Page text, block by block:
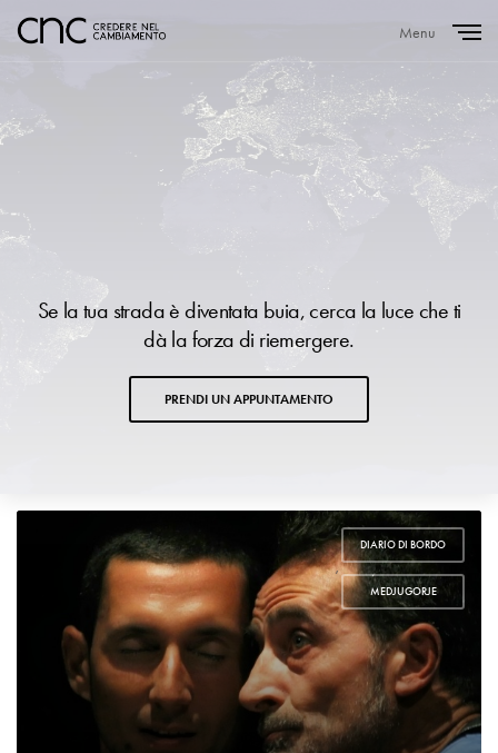
Menu
Se la tua strada è diventata buia, cerca la luce che ti
dà la forza di riemergere.
PRENDI UN APPUNTAMENTO
DIARIO DI BORDO
,
MEDJUGORJE